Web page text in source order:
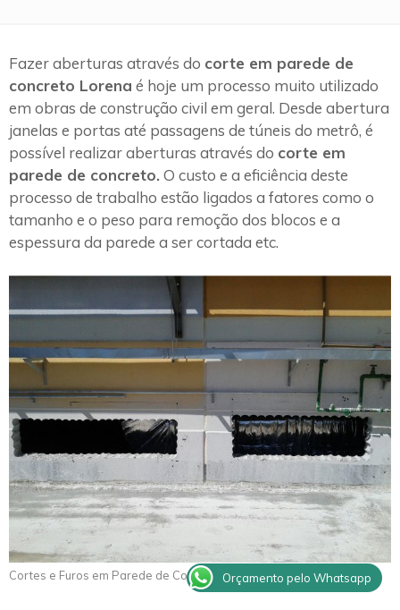
Fazer aberturas através do corte em parede de
concreto Lorena é hoje um processo muito utilizado
em obras de construção civil em geral. Desde abertura
janelas e portas até passagens de túneis do metrô, é
possível realizar aberturas através do corte em
parede de concreto. O custo e a eficiência deste
processo de trabalho estão ligados a fatores como o
tamanho e o peso para remoção dos blocos e a
espessura da parede a ser cortada etc.
Cortes e Furos em Parede de Concreto LorenaOrçamento pelo Whatsapp